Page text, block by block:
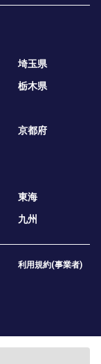
埼玉県
栃木県
京都府
東海
九州
利用規約(事業者)